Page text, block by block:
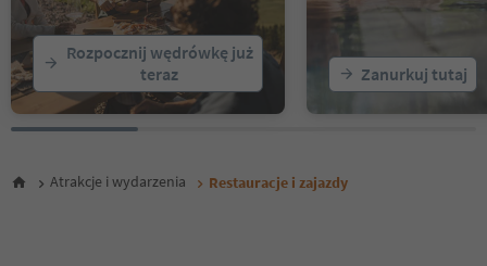
21
22
23
24
25
26
Rozpocznij wędrówkę już
teraz
Zanurkuj tutaj
Atrakcje i wydarzenia Restauracje i zajazdy